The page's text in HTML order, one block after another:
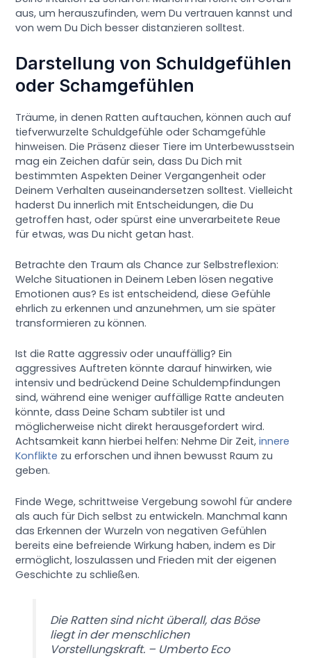
aus, um herauszufinden, wem Du vertrauen kannst und
von wem Du Dich besser distanzieren solltest.
Darstellung von Schuldgefühlen
oder Schamgefühlen
Träume, in denen Ratten auftauchen, können auch auf
tiefverwurzelte Schuldgefühle oder Schamgefühle
hinweisen. Die Präsenz dieser Tiere im Unterbewusstsein
mag ein Zeichen dafür sein, dass Du Dich mit
bestimmten Aspekten Deiner Vergangenheit oder
Deinem Verhalten auseinandersetzen solltest. Vielleicht
haderst Du innerlich mit Entscheidungen, die Du
getroffen hast, oder spürst eine unverarbeitete Reue
für etwas, was Du nicht getan hast.
Betrachte den Traum als Chance zur Selbstreflexion:
Welche Situationen in Deinem Leben lösen negative
Emotionen aus? Es ist entscheidend, diese Gefühle
ehrlich zu erkennen und anzunehmen, um sie später
transformieren zu können.
Ist die Ratte aggressiv oder unauffällig? Ein
aggressives Auftreten könnte darauf hinwirken, wie
intensiv und bedrückend Deine Schuldempfindungen
sind, während eine weniger auffällige Ratte andeuten
könnte, dass Deine Scham subtiler ist und
möglicherweise nicht direkt herausgefordert wird.
Achtsamkeit kann hierbei helfen: Nehme Dir Zeit,innere
Konflikte zu erforschen und ihnen bewusst Raum zu
geben.
Finde Wege, schrittweise Vergebung sowohl für andere
als auch für Dich selbst zu entwickeln. Manchmal kann
das Erkennen der Wurzeln von negativen Gefühlen
bereits eine befreiende Wirkung haben, indem es Dir
ermöglicht, loszulassen und Frieden mit der eigenen
Geschichte zu schließen.
Die Ratten sind nicht überall, das Böse
liegt in der menschlichen
Vorstellungskraft. – Umberto Eco